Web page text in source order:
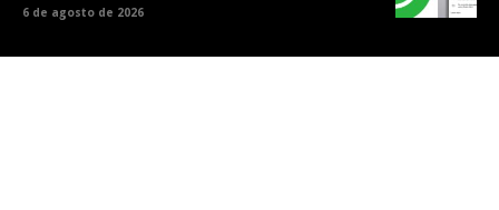
6 de agosto de 2026